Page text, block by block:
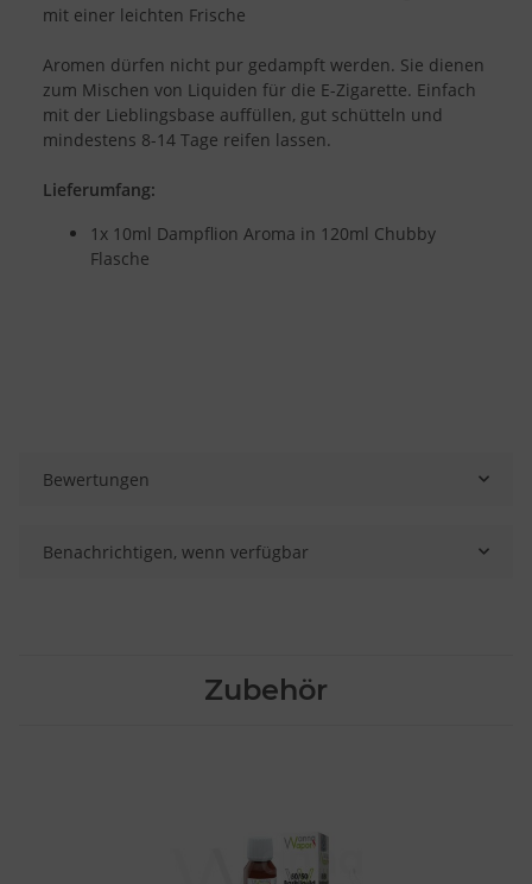
mit einer leichten Frische
Aromen dürfen nicht pur gedampft werden. Sie dienen
zum Mischen von Liquiden für die E-Zigarette. Einfach
mit der Lieblingsbase auffüllen, gut schütteln und
mindestens 8-14 Tage reifen lassen.
Lieferumfang:
1x 10ml Dampflion Aroma in 120ml Chubby
Flasche
Bewertungen
Benachrichtigen, wenn verfügbar
Zubehör